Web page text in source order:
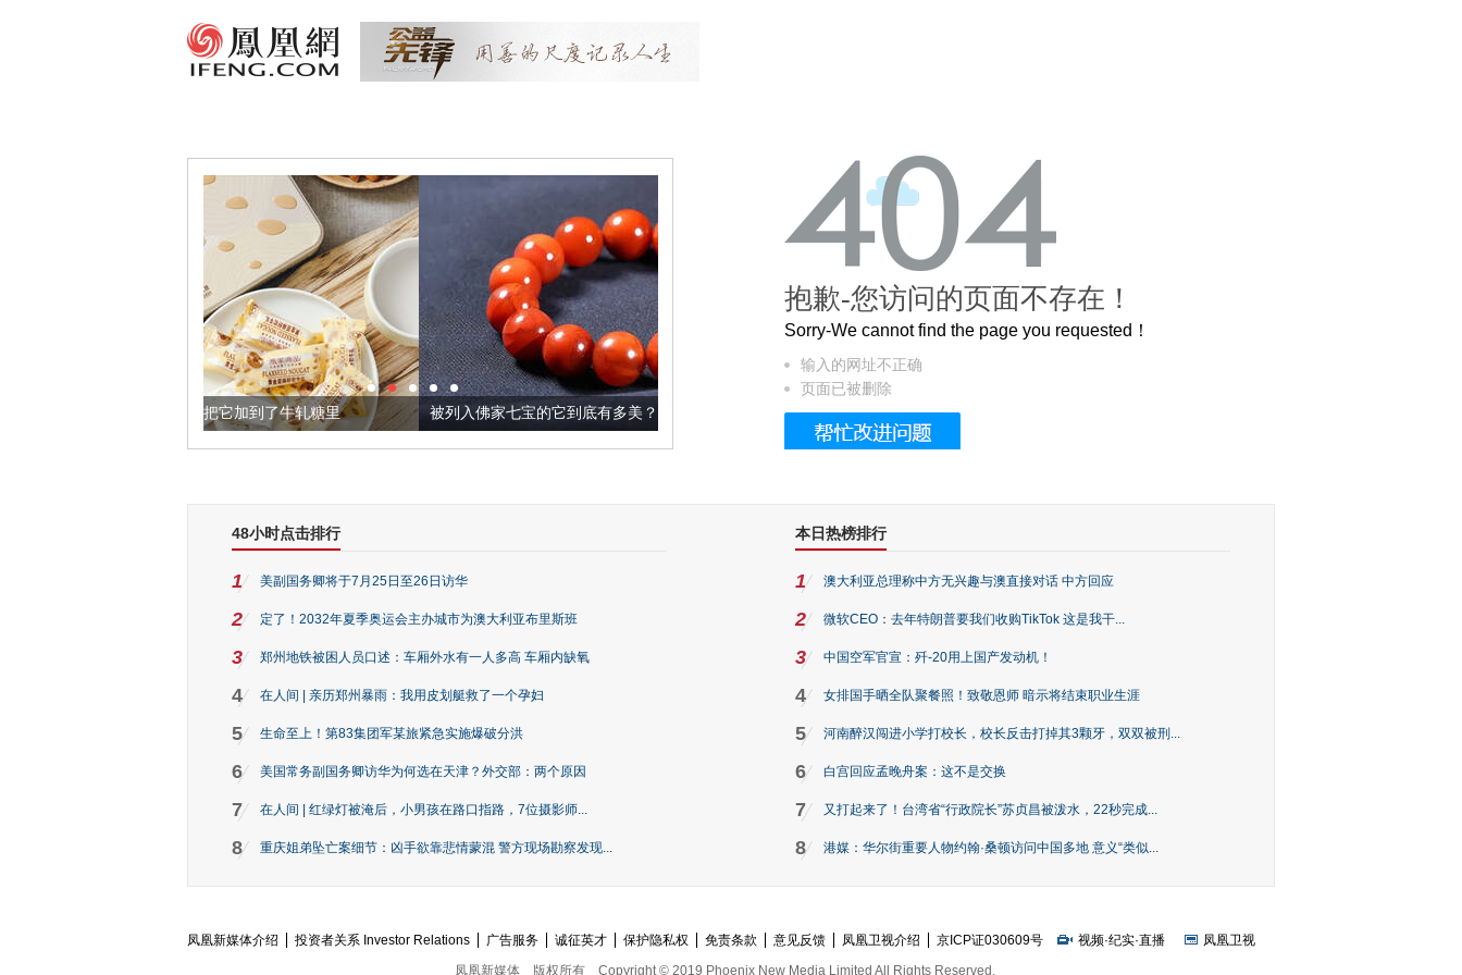
亚麻籽，我们把它加到了牛轧糖里 被列入佛家七宝的它到底有多美？ 这个3.2米的长卷，还原了600岁的紫禁城
抱歉-您访问的页面不存在！
Sorry-We cannot find the page you requested！
输入的网址不正确
页面已被删除
48小时点击排行
1 美副国务卿将于7月25日至26日访华
2 定了！2032年夏季奥运会主办城市为澳大利亚布里斯班
3 郑州地铁被困人员口述：车厢外水有一人多高 车厢内缺氧
4 在人间 | 亲历郑州暴雨：我用皮划艇救了一个孕妇
5 生命至上！第83集团军某旅紧急实施爆破分洪
6 美国常务副国务卿访华为何选在天津？外交部：两个原因
7 在人间 | 红绿灯被淹后，小男孩在路口指路，7位摄影师...
8 重庆姐弟坠亡案细节：凶手欲靠悲情蒙混 警方现场勘察发现...
本日热榜排行
1 澳大利亚总理称中方无兴趣与澳直接对话 中方回应
2 微软CEO：去年特朗普要我们收购TikTok 这是我干...
3 中国空军官宣：歼-20用上国产发动机！
4 女排国手晒全队聚餐照！致敬恩师 暗示将结束职业生涯
5 河南醉汉闯进小学打校长，校长反击打掉其3颗牙，双双被刑...
6 白宫回应孟晚舟案：这不是交换
7 又打起来了！台湾省“行政院长”苏贞昌被泼水，22秒完成...
8 港媒：华尔街重要人物约翰·桑顿访问中国多地 意义“类似...
凤凰新媒体介绍 投资者关系 Investor Relations 广告服务 诚征英才 保护隐私权 免责条款 意见反馈 凤凰卫视介绍 京ICP证030609号 视频·纪实·直播
凤凰卫视
凤凰新媒体
版权所有 Copyright © 2019 Phoenix New Media Limited All Rights Reserved.